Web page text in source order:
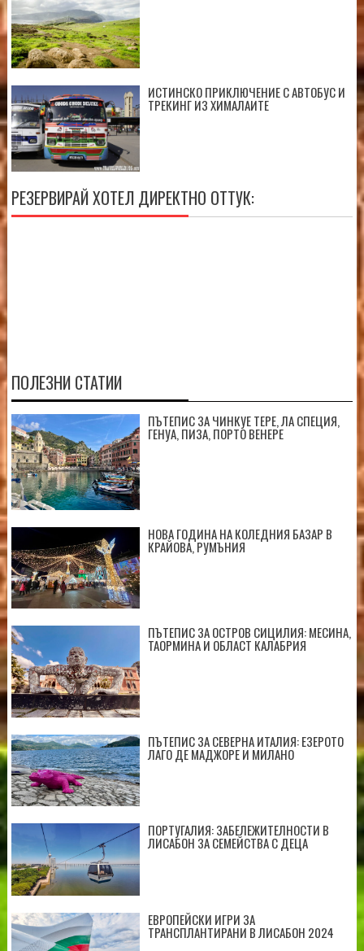
ИСТИНСКО ПРИКЛЮЧЕНИЕ С АВТОБУС И
ТРЕКИНГ ИЗ ХИМАЛАИТЕ
РЕЗЕРВИРАЙ ХОТЕЛ ДИРЕКТНО ОТТУК:
ПОЛЕЗНИ СТАТИИ
ПЪТЕПИС ЗА ЧИНКУЕ ТЕРЕ, ЛА СПЕЦИЯ,
ГЕНУА, ПИЗА, ПОРТО ВЕНЕРЕ
НОВА ГОДИНА НА КОЛЕДНИЯ БАЗАР В
КРАЙОВА, РУМЪНИЯ
ПЪТЕПИС ЗА ОСТРОВ СИЦИЛИЯ: МЕСИНА,
ТАОРМИНА И ОБЛАСТ КАЛАБРИЯ
ПЪТЕПИС ЗА СЕВЕРНА ИТАЛИЯ: ЕЗЕРОТО
ЛАГО ДЕ МАДЖОРЕ И МИЛАНО
ПОРТУГАЛИЯ: ЗАБЕЛЕЖИТЕЛНОСТИ В
ЛИСАБОН ЗА СЕМЕЙСТВА С ДЕЦА
ЕВРОПЕЙСКИ ИГРИ ЗА
ТРАНСПЛАНТИРАНИ В ЛИСАБОН 2024